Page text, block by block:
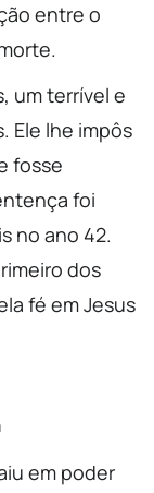
entre o
um terrível e
Ele lhe impôs
fosse
foi
no ano 42.
dos
fé em Jesus
em poder